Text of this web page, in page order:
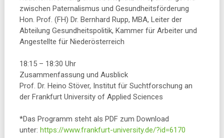
zwischen Paternalismus und Gesundheitsförderung
Hon. Prof. (FH) Dr. Bernhard Rupp, MBA, Leiter der
Abteilung Gesundheitspolitik, Kammer für Arbeiter und
Angestellte für Niederösterreich
18:15 – 18:30 Uhr
Zusammenfassung und Ausblick
Prof. Dr. Heino Stöver, Institut für Suchtforschung an
der Frankfurt University of Applied Sciences
*Das Programm steht als PDF zum Download
unter: https://www.frankfurt-university.de/?id=6170